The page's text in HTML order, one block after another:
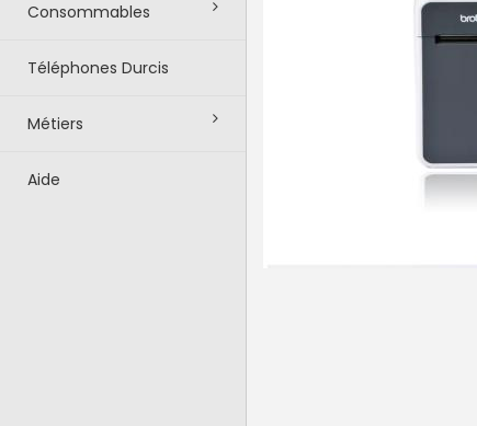
Consommables
Téléphones Durcis
Métiers
Aide